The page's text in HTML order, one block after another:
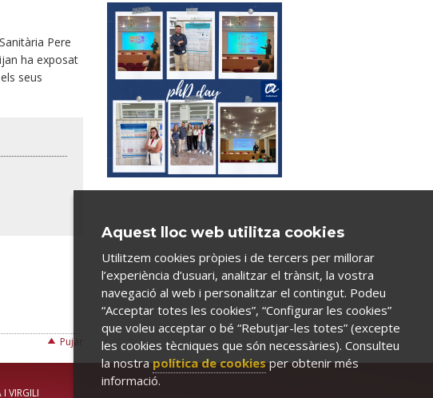
Pere
ha exposat
seus
Pujar
I VIRGILI
Aquest lloc web utilitza cookies
Utilitzem cookies pròpies i de tercers per millorar
l’experiència d’usuari, analitzar el trànsit, la vostra
navegació al web i personalitzar el contingut. Podeu
“Acceptar totes les cookies”, “Configurar les cookies”
que voleu acceptar o bé “Rebutjar-les totes” (excepte
les cookies tècniques que són necessàries). Consulteu
la nostrapolítica de cookiesper obtenir més
informació.